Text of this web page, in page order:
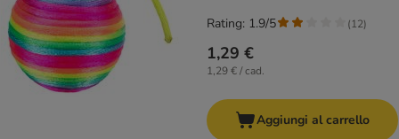
1,29 €
1,29 € / cad.
Rating: 1.9/5 (12)
Aggiungi al carrello